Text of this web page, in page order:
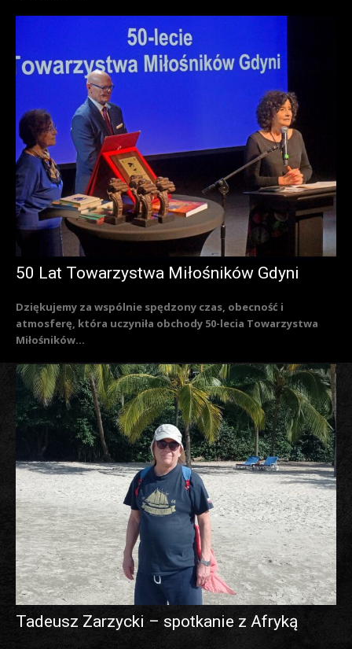
50 Lat Towarzystwa Miłośników Gdyni
Dziękujemy za wspólnie spędzony czas, obecność i
atmosferę, która uczyniła obchody 50-lecia Towarzystwa
Miłośników...
Tadeusz Zarzycki – spotkanie z Afryką